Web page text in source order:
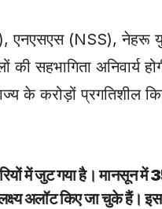
एनएसएस (NSS), नेहरू
सहभागिता अनिवार्य
के करोड़ों प्रगतिशील
में जुट गया है। मानसून में
अलॉट किए जा चुके हैं। इस